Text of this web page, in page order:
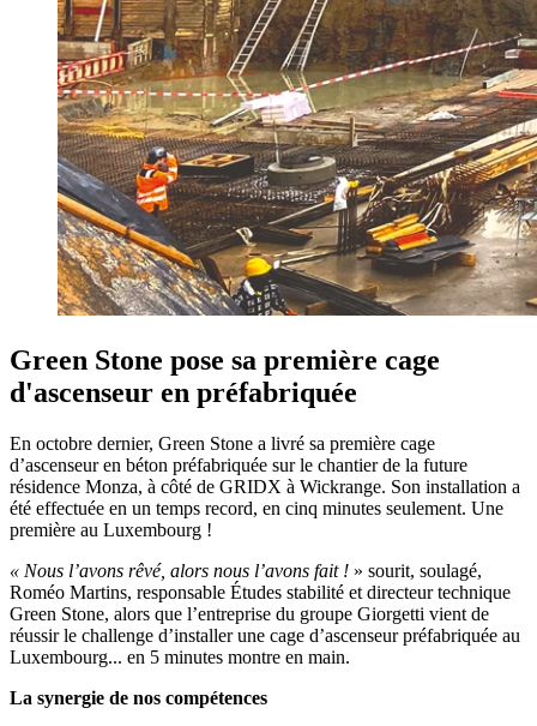
Green Stone pose sa première cage
d'ascenseur en préfabriquée
En octobre dernier, Green Stone a livré sa première cage
d’ascenseur en béton préfabriquée sur le chantier de la future
résidence Monza, à côté de GRIDX à Wickrange. Son installation a
été effectuée en un temps record, en cinq minutes seulement. Une
première au Luxembourg !
« Nous l’avons rêvé, alors nous l’avons fait ! » sourit, soulagé,
Roméo Martins, responsable Études stabilité et directeur technique
Green Stone, alors que l’entreprise du groupe Giorgetti vient de
réussir le challenge d’installer une cage d’ascenseur préfabriquée au
Luxembourg... en 5 minutes montre en main.
La synergie de nos compétences